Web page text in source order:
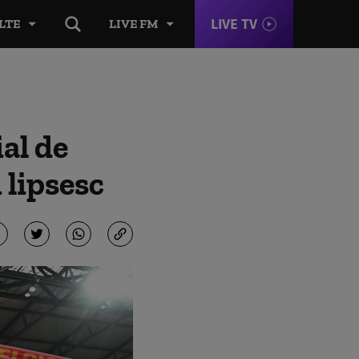
LIVE FM LIVE TV
de